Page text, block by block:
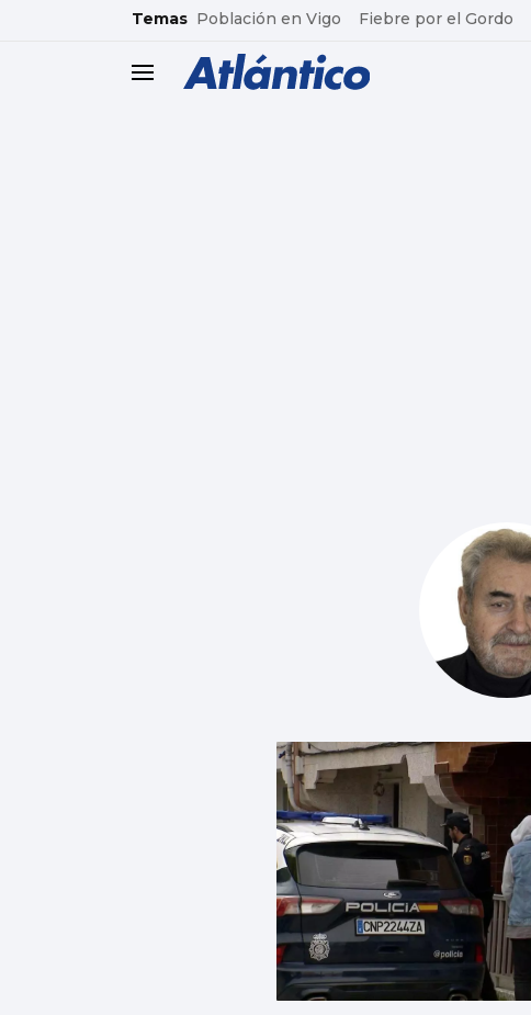
common.go-to-content
Temas Población en Vigo Fiebre por el Gordo
header.menu.open